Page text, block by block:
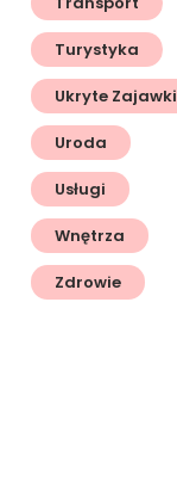
Turystyka
Ukryte Zajawki
Uroda
Usługi
Wnętrza
Zdrowie